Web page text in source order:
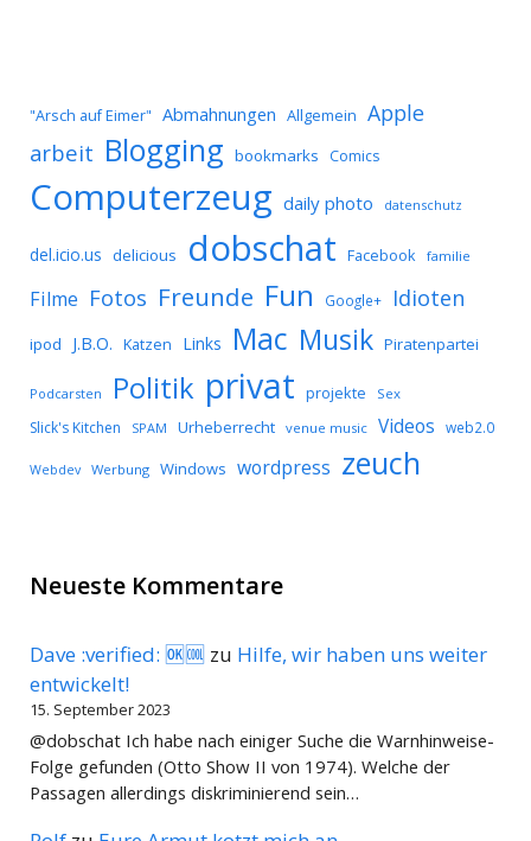
"Arsch auf Eimer" Abmahnungen Allgemein Apple
arbeit Blogging bookmarks Comics
Computerzeug daily photo datenschutz
del.icio.us delicious dobschat Facebook familie
Filme Fotos Freunde Fun Google+ Idioten
ipod J.B.O. Katzen Links Mac Musik Piratenpartei
Podcarsten Politik privat projekte Sex
Slick's Kitchen SPAM Urheberrecht venue music Videos web2.0
Webdev Werbung Windows wordpress zeuch
Neueste Kommentare
Dave :verified: 🆗🆒 zu Hilfe, wir haben uns weiter
entwickelt!
15. September 2023
@dobschat Ich habe nach einiger Suche die Warnhinweise-
Folge gefunden (Otto Show II von 1974). Welche der
Passagen allerdings diskriminierend sein…